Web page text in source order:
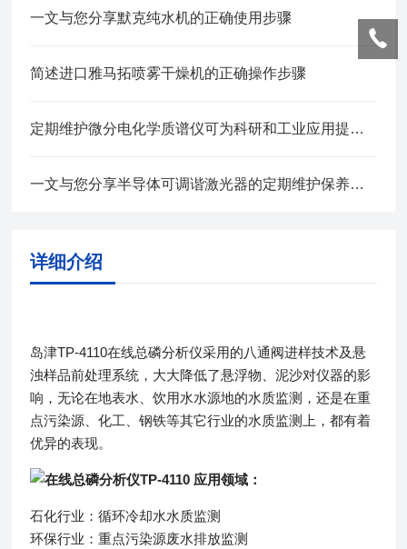
一文与您分享默克纯水机的正确使用步骤
简述进口雅马拓喷雾干燥机的正确操作步骤
定期维护微分电化学质谱仪可为科研和工业应用提供可靠支持
一文与您分享半导体可调谐激光器的定期维护保养方法
详细介绍
岛津TP-4110在线总磷分析仪采用的八通阀进样技术及悬
浊样品前处理系统，大大降低了悬浮物、泥沙对仪器的影
响，无论在地表水、饮用水水源地的水质监测，还是在重
点污染源、化工、钢铁等其它行业的水质监测上，都有着
优异的表现。
应用领域：
石化行业：循环冷却水水质监测
环保行业：重点污染源废水排放监测